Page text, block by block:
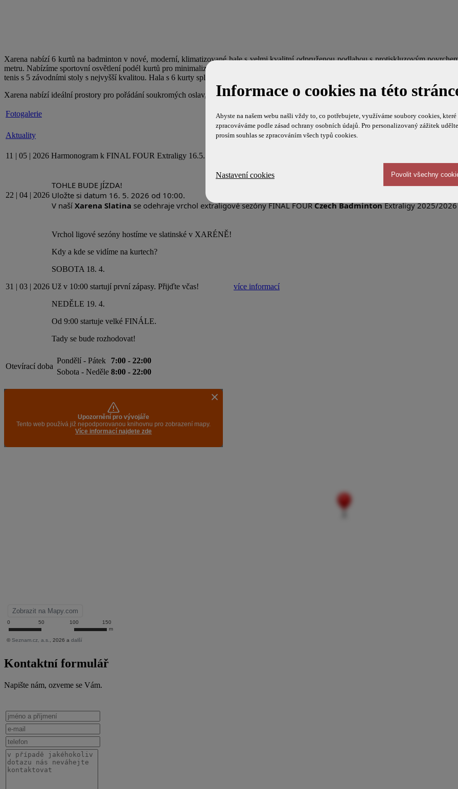
Xarena nabízí 6 kurtů na badminton v nové, moderní, klimatizované hale s velmi kvalitní odpruženou podlahou s protiskluzovým
metru. Nabízíme sportovní osvětlení podél kurtů pro minimalizaci oslěnění hráčů. Dále také kontrastní modré stěny, které zaručují
tenis s 5 závodními stoly s nejvyšší kvalitou. Hala s 6 kurty splňuje všechny
pro pořádání republikových,
Xarena nabízí ideální prostory pro pořádání soukromých oslav, firemních večírků i turnajů pro amaterské hráče, hobby hráče a případné
Informace o cookies na této
Abyste na našem webu našli vždy to, co potřebujete, využíváme soubory cookies, které
zpracováváme podle zásad ochrany osobních údajů. Pro personalizovaný zážitek udělte
prosím souhlas se zpracováním všech typů cookies.
Nastavení cookies
Fotogalerie
Aktuality
11 | 05 | 2026 Harmonogram k FINAL FOUR Extraligy 16.5.
22 | 04 | 2026
TOHLE BUDE JÍZDA!
Uložte si datum 16. 5. 2026 od 10:00.
V naší Xarena Slatina se odehraje vrchol extraligové sezóny FINAL FOURCzech BadmintonExtraligy 2025/
31 | 03 | 2026
Vrchol ligové sezóny hostíme ve slatinské v XARÉNĚ!
Kdy a kde se vidíme na kurtech?
SOBOTA 18. 4.
Už v 10:00 startují první zápasy. Přijďte včas!
NEDĚLE 19. 4.
Od 9:00 startuje velké FINÁLE.
Tady se bude rozhodovat!
více informací
Otevírací doba
Pondělí - Pátek
7:00 - 22:00
Sobota - Neděle 8:00 - 22:00
Kontaktní formulář
Napište nám, ozveme se Vám.